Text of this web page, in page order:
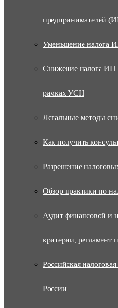
предпринимателей
Уменьшение налога
Снижение налога ИП
рамках УСН
Легальные методы
Как получить
Разрешение
Обзор практики по
Аудит финансовой и
критерии, регламент
Российская
России